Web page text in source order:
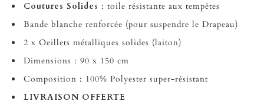
Coutures Solides : toile résistante aux tempêtes
Bande blanche renforcée (pour suspendre le Drapeau)
2 x Oeillets métalliques solides (laiton)
Dimensions : 90 x 150 cm
Composition : 100% Polyester super-résistant
LIVRAISON OFFERTE